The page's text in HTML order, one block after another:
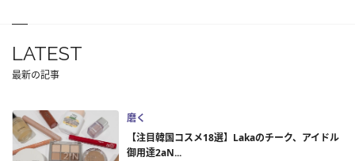
LATEST
最新の記事
磨く
【注目韓国コスメ18選】Lakaのチーク、アイドル
御用達2aN...